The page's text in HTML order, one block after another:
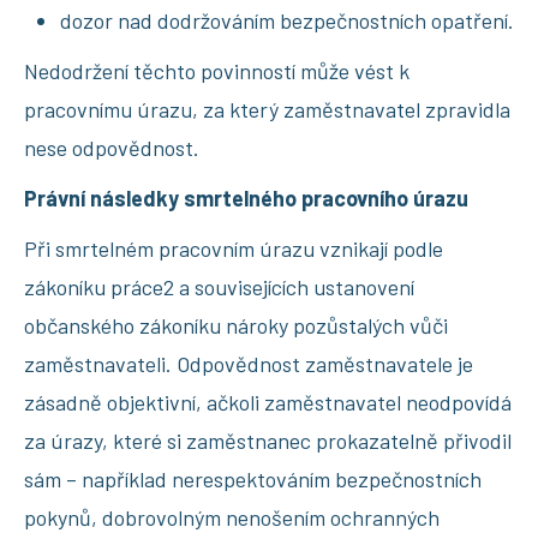
dozor nad dodržováním bezpečnostních opatření.
Nedodržení těchto povinností může vést k
pracovnímu úrazu, za který zaměstnavatel zpravidla
nese odpovědnost.
Právní následky smrtelného pracovního úrazu
Při smrtelném pracovním úrazu vznikají podle
zákoníku práce2 a souvisejících ustanovení
občanského zákoníku nároky pozůstalých vůči
zaměstnavateli. Odpovědnost zaměstnavatele je
zásadně objektivní, ačkoli zaměstnavatel neodpovídá
za úrazy, které si zaměstnanec prokazatelně přivodil
sám – například nerespektováním bezpečnostních
pokynů, dobrovolným nenošením ochranných